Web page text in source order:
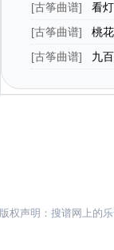
[古筝曲谱] 看灯
[古筝曲谱] 桃
[古筝曲谱] 九
版权声明：搜谱网上的